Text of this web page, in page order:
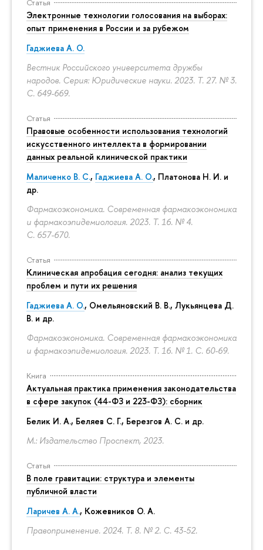
Статья
Электронные технологии голосования на выборах:
опыт применения в России и за рубежом
Гаджиева А. О.
Вестник Российского университета дружбы
народов. Серия: Юридические науки. 2023. Т. 27. № 3.
С. 649-669.
Статья
Правовые особенности использования технологий
искусственного интеллекта в формировании
данных реальной клинической практики
Маличенко В. С., Гаджиева А. О., Платонова Н. И. и
др.
Фармакоэкономика. Современная фармакоэкономика
и фармакоэпидемиология. 2023. Т. 16. № 4.
С. 657-670.
Статья
Клиническая апробация сегодня: анализ текущих
проблем и пути их решения
Гаджиева А. О., Омельяновский В. В., Лукьянцева Д.
В. и др.
Фармакоэкономика. Современная фармакоэкономика
и фармакоэпидемиология. 2023. Т. 16. № 1. С. 60-69.
Книга
Актуальная практика применения законодательства
в сфере закупок (44-ФЗ и 223-ФЗ): сборник
Белик И. А., Беляев С. Г., Березгов А. С. и др.
М.: Издательство Проспект, 2023.
Статья
В поле гравитации: структура и элементы
публичной власти
Ларичев А. А., Кожевников О. А.
Правоприменение. 2024. Т. 8. № 2. С. 43-52.